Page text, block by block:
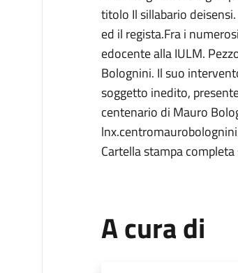
titolo Il sillabario
ed il regista.Fra i
edocente alla IULM.
Bolognini. Il suo
soggetto inedito,
centenario di Mauro
Cartella stampa
A cura di